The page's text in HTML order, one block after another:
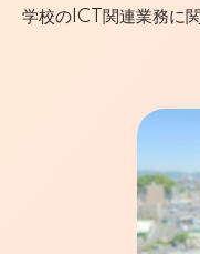
学校のICT関連業務に